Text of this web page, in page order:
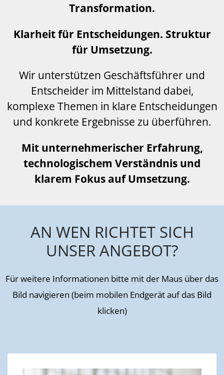
Transformation.
Klarheit für Entscheidungen. Struktur
für Umsetzung.
Wir unterstützen Geschäftsführer und
Entscheider im Mittelstand dabei,
komplexe Themen in klare Entscheidungen
und konkrete Ergebnisse zu überführen.
Mit unternehmerischer Erfahrung,
technologischem Verständnis und
klarem Fokus auf Umsetzung.
AN WEN RICHTET SICH
UNSER ANGEBOT?
Für weitere Informationen bitte mit der Maus über das
Bild navigieren (beim mobilen Endgerät auf das Bild
klicken)